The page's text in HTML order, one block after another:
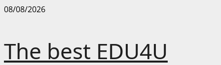
Skip
08/08/2026
The best EDU4U